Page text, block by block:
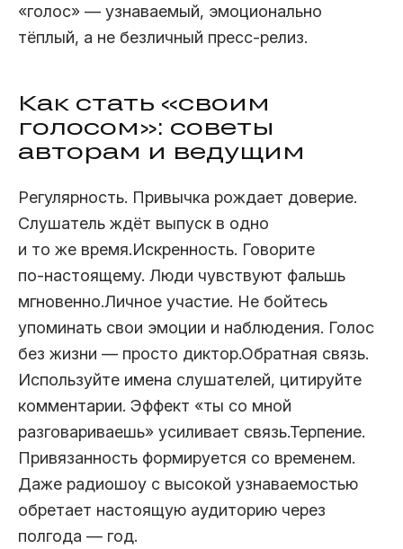
«голос» — узнаваемый, эмоционально
тёплый, а не безличный пресс‑релиз.
Как стать «своим
голосом»: советы
авторам и ведущим
Регулярность. Привычка рождает доверие.
Слушатель ждёт выпуск в одно
и то же время.Искренность. Говорите
по‑настоящему. Люди чувствуют фальшь
мгновенно.Личное участие. Не бойтесь
упоминать свои эмоции и наблюдения. Голос
без жизни — просто диктор.Обратная связь.
Используйте имена слушателей, цитируйте
комментарии. Эффект «ты со мной
разговариваешь» усиливает связь.Терпение.
Привязанность формируется со временем.
Даже радиошоу с высокой узнаваемостью
обретает настоящую аудиторию через
полгода — год.